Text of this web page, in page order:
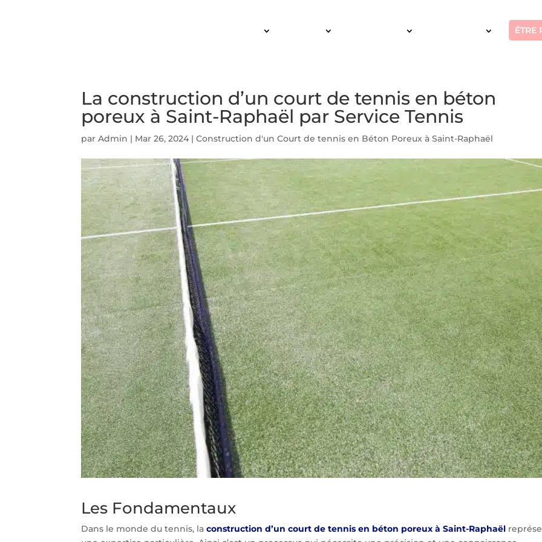
ÊTRE
La construction d’un court de tennis en béton
poreux à Saint-Raphaël par Service Tennis
parAdmin | Mar 26, 2024 |Construction d'un Court de tennis en Béton Poreux à Saint-Raphaël
Les Fondamentaux
Dans le monde du tennis, laconstruction d’un court de tennis en béton poreux à Saint-Raphaël